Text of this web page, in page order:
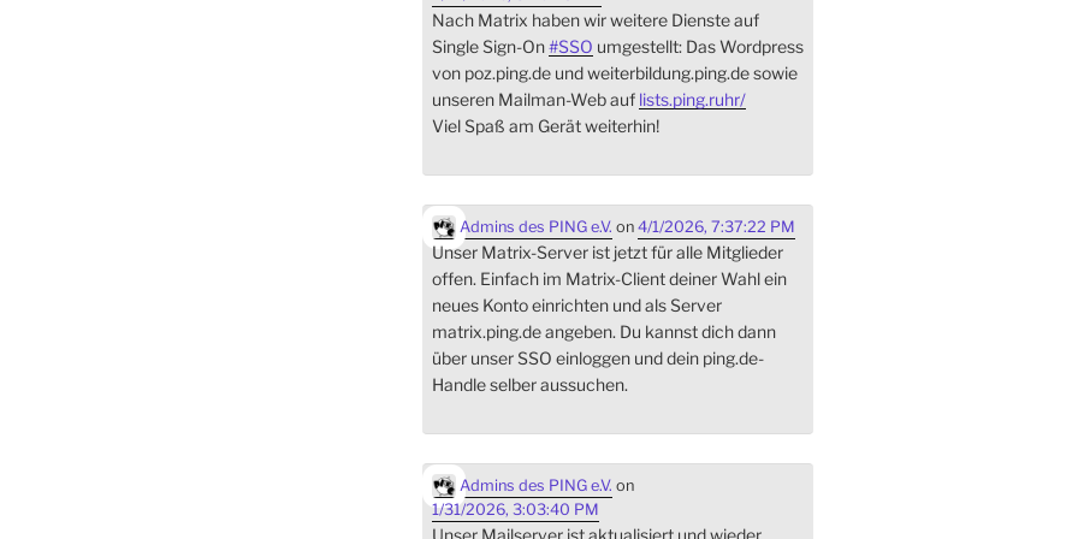
Nach Matrix haben wir weitere Dienste auf
Single Sign-On#SSO umgestellt: Das Wordpress
von poz.ping.de und weiterbildung.ping.de sowie
unseren Mailman-Web auf lists.ping.ruhr/
Viel Spaß am Gerät weiterhin!
Admins des PING e.V. on 4/1/2026, 7:37:22 PM
Unser Matrix-Server ist jetzt für alle Mitglieder
offen. Einfach im Matrix-Client deiner Wahl ein
neues Konto einrichten und als Server
matrix.ping.de angeben. Du kannst dich dann
über unser SSO einloggen und dein ping.de-
Handle selber aussuchen.
Admins des PING e.V. on
1/31/2026, 3:03:40 PM
Unser Mailserver ist aktualisiert und wieder